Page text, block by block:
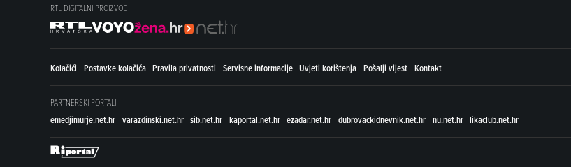
RTL DIGITALNI PROIZVODI
Kolačići Postavke kolačića Pravila privatnosti Servisne informacije Uvjeti korištenja Pošalji vijest Kontakt
PARTNERSKI PORTALI
emedjimurje.net.hr varazdinski.net.hr sib.net.hr kaportal.net.hr ezadar.net.hr dubrovackidnevnik.net.hr nu.net.hr likaclub.net.hr